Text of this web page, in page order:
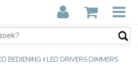
(DT6) Ultra Dunne Constant
DC 24 Volt 150
Ampère met PFC control
BEDIENING
LED DRIVERS DIMMERS